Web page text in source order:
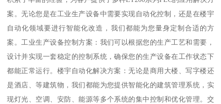
案。无论您是在工业生产设备中需要实现自动化控制，还是在楼宇
自动化领域要进行智能化改造，我们都能为您量身定制合适的方
案。工业生产设备控制方案：我们可以根据您的生产工艺和需要，
设计并实现一套稳定的控制系统，确保您的生产设备在工作状态下
都能正常运行。楼宇自动化解决方案：无论是商用大楼、写字楼还
是酒店、等建筑物，我们都能为您提供智能化的建筑管理系统，实
现灯光、空调、安防、能源等多个系统的集中控制和优化管理。交